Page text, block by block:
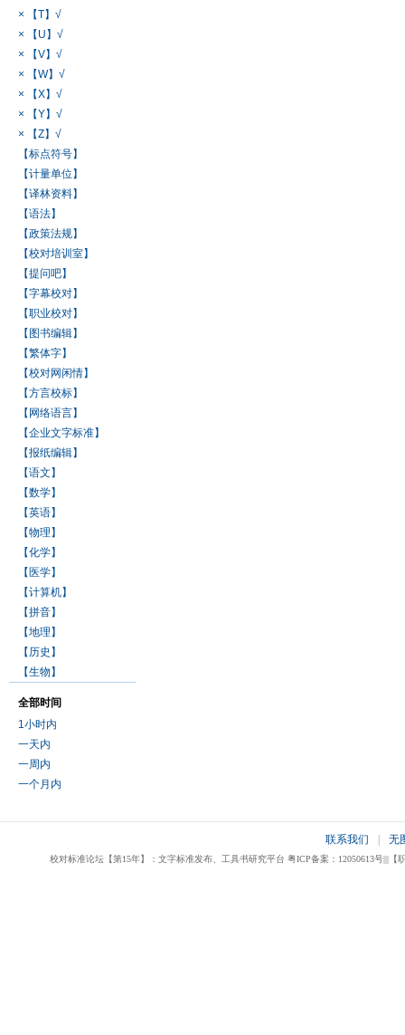
× 【T】√
× 【U】√
× 【V】√
× 【W】√
× 【X】√
× 【Y】√
× 【Z】√
【标点符号】
【计量单位】
【译林资料】
【语法】
【政策法规】
【校对培训室】
【提问吧】
【字幕校对】
【职业校对】
【图书编辑】
【繁体字】
【校对网闲情】
【方言校标】
【网络语言】
【企业文字标准】
【报纸编辑】
【语文】
【数学】
【英语】
【物理】
【化学】
【医学】
【计算机】
【拼音】
【地理】
【历史】
【生物】
全部时间
1小时内
一天内
一周内
一个月内
联系我们 无
校对标准论坛【第15年】：文字标准发布、工具书研究平台 粤ICP备案：12050613号|||【